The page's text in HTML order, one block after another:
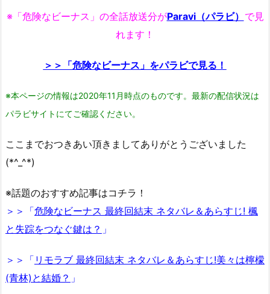
※「危険なビーナス」の全話放送分がParavi（パラビ） で見
れます！
＞＞「危険なビーナス」をパラビで見る！
※本ページの情報は2020年11月時点のものです。最新の配信状況は
パラビサイトにてご確認ください。
ここまでおつきあい頂きましてありがとうございました
(*^_^*)
※話題のおすすめ記事はコチラ！
＞＞「危険なビーナス 最終回結末 ネタバレ＆あらすじ! 楓
と失踪をつなぐ鍵は？ 」
＞＞「 リモラブ 最終回結末 ネタバレ＆あらすじ!美々は檸檬
(青林)と結婚？ 」